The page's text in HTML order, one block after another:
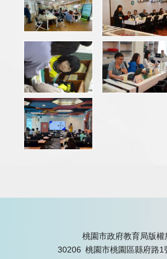
桃園市政府教育局版權
30206 桃園市桃園區縣府路